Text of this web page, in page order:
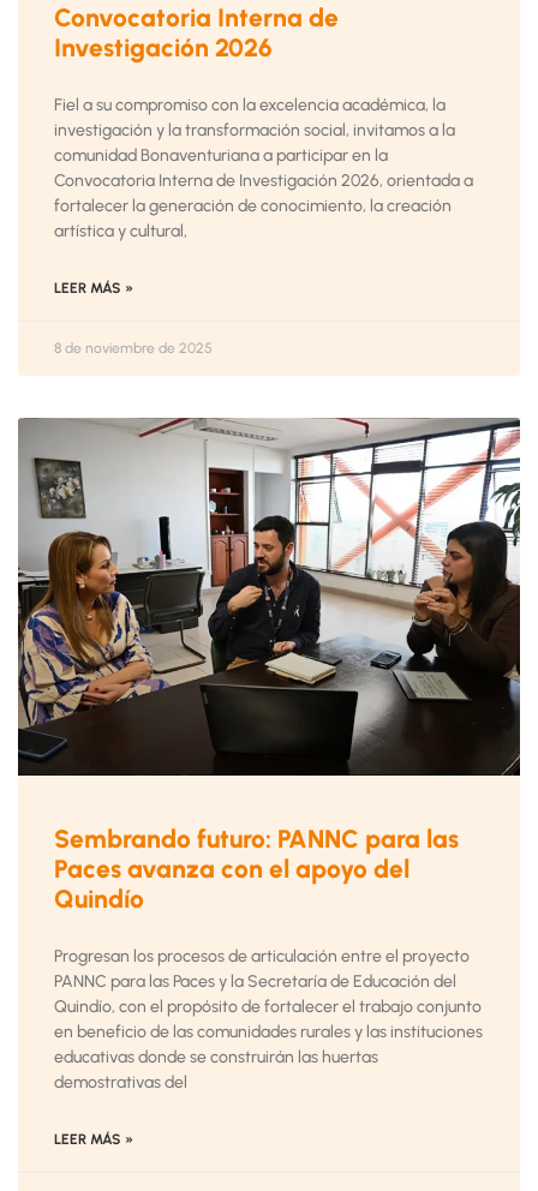
Convocatoria Interna de
Investigación 2026
Fiel a su compromiso con la excelencia académica, la
investigación y la transformación social, invitamos a la
comunidad Bonaventuriana a participar en la
Convocatoria Interna de Investigación 2026, orientada a
fortalecer la generación de conocimiento, la creación
artística y cultural,
LEER MÁS »
8 de noviembre de 2025
Sembrando futuro: PANNC para las
Paces avanza con el apoyo del
Quindío
Progresan los procesos de articulación entre el proyecto
PANNC para las Paces y la Secretaría de Educación del
Quindío, con el propósito de fortalecer el trabajo conjunto
en beneficio de las comunidades rurales y las instituciones
educativas donde se construirán las huertas
demostrativas del
LEER MÁS »